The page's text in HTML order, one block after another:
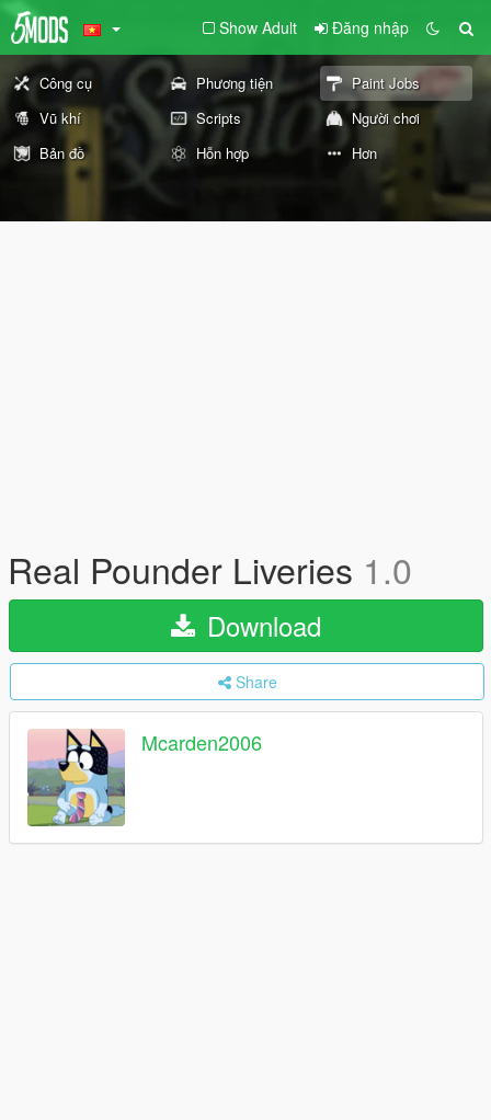
Show Adult Đăng nhập
Công cụ Phương tiện
Paint Jobs
Vũ khí
Scripts
Người chơi
Bản đồ
Hỗn hợp Hơn
Real Pounder Liveries 1.0
Download
Share
Mcarden2006